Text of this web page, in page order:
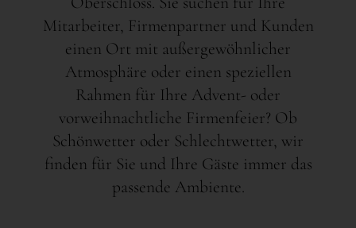
Mitarbeiter, Firmenpartner und Kunden
einen Ort mit außergewöhnlicher
Atmosphäre oder einen speziellen
Rahmen für Ihre Advent- oder
vorweihnachtliche Firmenfeier? Ob
Schönwetter oder Schlechtwetter, wir
finden für Sie und Ihre Gäste immer das
passende Ambiente.